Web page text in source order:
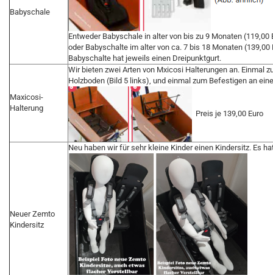
Babyschale
Entweder Babyschale in alter von bis zu 9 Monaten (119,00
oder Babyschalte im alter von ca. 7 bis 18 Monaten (139,00
Babyschalte hat jeweils einen Dreipunktgurt.
Maxicosi-
Halterung
Wir bieten zwei Arten von Mxicosi Halterungen an. Einmal
Holzboden (Bild 5 links), und einmal zum Befestigen an
Preis je 139,00 Euro
Neuer Zemto
Kindersitz
Neu haben wir für sehr kleine Kinder einen Kindersitz. Es